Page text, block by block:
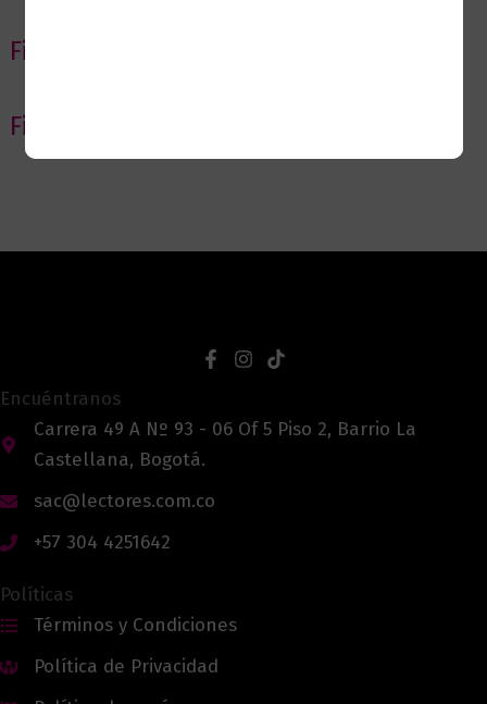
Filtrar por Autor
Filtrar por editorial
Encuéntranos
Carrera 49 A Nº 93 - 06 Of 5 Piso 2, Barrio La
Castellana, Bogotá.
sac@lectores.com.co
+57 304 4251642
Políticas
Términos y Condiciones
Política de Privacidad